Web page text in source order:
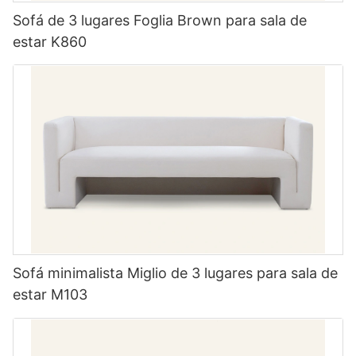
Sofá de 3 lugares Foglia Brown para sala de
estar K860
Sofá minimalista Miglio de 3 lugares para sala de
estar M103